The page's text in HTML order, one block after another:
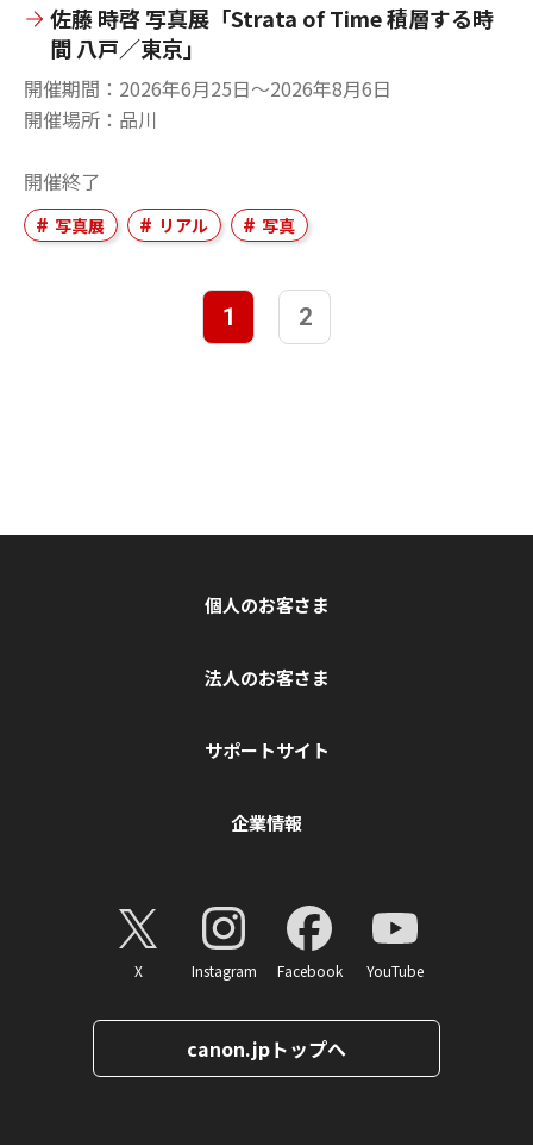
佐藤 時啓 写真展「Strata of Time 積層する時
間 八戸／東京」
開催期間
2026年6月25日〜2026年8月6日
開催場所
品川
開催終了
写真展 リアル 写真
1 2
個人のお客さま
法人のお客さま
サポートサイト
企業情報
X Instagram Facebook YouTube
canon.jpトップへ